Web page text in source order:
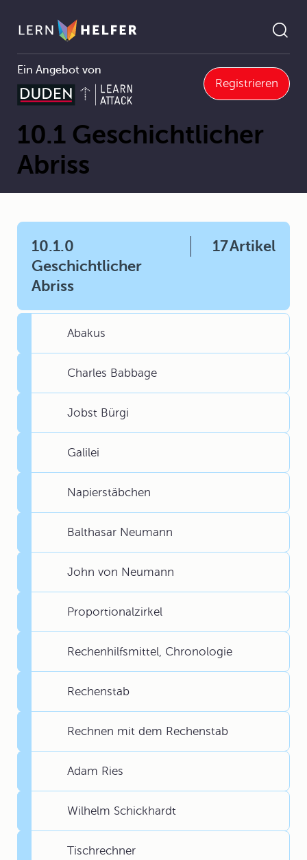
Ein Angebot von
Registrieren
Pfadnavigation
Mathematik 10 Rechenhilfsmittel 10.1 Geschichtlicher Abriss
10.1 Geschichtlicher
Abriss
10.1.0
Geschichtlicher
Abriss
17Artikel
Abakus
Charles Babbage
Jobst Bürgi
Galilei
Napierstäbchen
Balthasar Neumann
John von Neumann
Proportionalzirkel
Rechenhilfsmittel, Chronologie
Rechenstab
Rechnen mit dem Rechenstab
Adam Ries
Wilhelm Schickhardt
Tischrechner